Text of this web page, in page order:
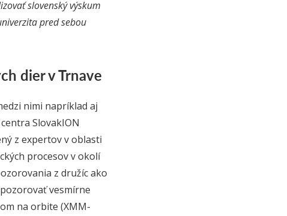
slovenský výskum
pred sebou
dier v Trnave
nimi napríklad aj
SlovakION
z expertov v oblasti
procesov v okolí
z družíc ako
vesmírne
na orbite (XMM-